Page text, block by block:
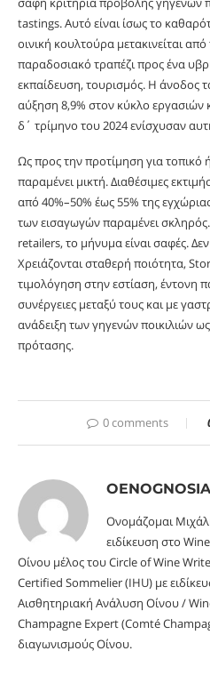
tastings. Αυτό είναι ίσως το
οινική κουλτούρα μετακινείται
παραδοσιακό τραπέζι προς ένα
εκπαίδευση, τουρισμός. Η άνοδος
αύξηση 8,9% στον κύκλο εργασιών
δ΄ τρίμηνο του 2024 ενίσχυσαν
Ως προς την προτίμηση για τοπικό
παραμένει μικτή. Διαθέσιμες
από 40%–50% έως 55% της
των εισαγωγών παραμένει
retailers, το μήνυμα είναι σαφές.
Χρειάζονται σταθερή ποιότητα,
τιμολόγηση στην εστίαση, έντονη
συνέργειες μεταξύ τους και με
ανάδειξη των γηγενών ποικιλιών
πρότασης.
0 comments
OENOGNOSIA
Ονομάζομαι
ειδίκευση στο
Οίνου μέλος του Circle of Wine
Certified Sommelier (IHU) με
Αισθητηριακή Ανάλυση Οίνου /
Champagne Expert (Comté
διαγωνισμούς Οίνου.